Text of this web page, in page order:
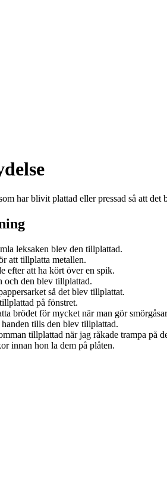
har blivit plattad eller pressad så att
leksaken blev den tillplattad.
att tillplatta metallen.
efter att ha kört över en spik.
och den blev tillplattad.
så det blev tillplattat.
på fönstret.
brödet för mycket när man gör
tills den blev tillplattad.
tillplattad när jag råkade trampa på
innan hon la dem på plåten.